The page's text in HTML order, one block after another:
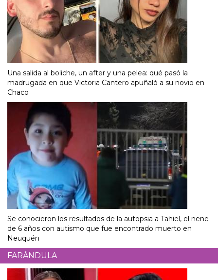
Una salida al boliche, un after y una pelea: qué pasó la
madrugada en que Victoria Cantero apuñaló a su novio en
Chaco
Se conocieron los resultados de la autopsia a Tahiel, el nene
de 6 años con autismo que fue encontrado muerto en
Neuquén
FARÁNDULA